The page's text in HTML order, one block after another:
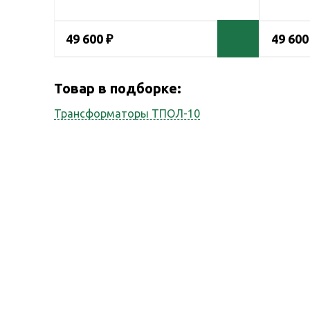
49 600 ₽ 49
Товар в подборке:
Трансформаторы ТПОЛ-10